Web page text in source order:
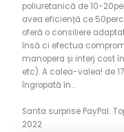
poliuretanică de 10-
avea eficiență ce
oferă o consiliere
însă ci efectua
manopera și interj cost
etc). A calea-valea! de
îngropată în…
Santa surprise PayPal:
2022